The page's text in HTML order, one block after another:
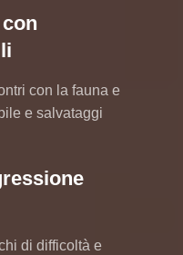
con la fauna e
e salvataggi
di difficoltà e